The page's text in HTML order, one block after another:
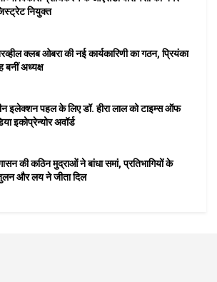
नियुक्त
क्लब ओबरा की नई कार्यकारिणी का गठन, प्रियंका
बनीं अध्यक्ष
इलेक्शन पहल के लिए डॉ. हीरा लाल को टाइम्स ऑफ
इकोप्रेन्योर अवॉर्ड
की कठिन मुद्राओं ने बांधा समां, प्रतिभागियों के
और लय ने जीता दिल